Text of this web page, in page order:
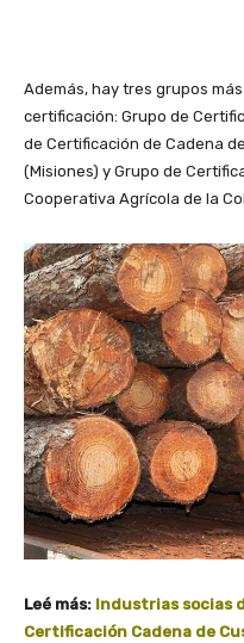
Además, hay tres grupos
certificación: Grupo de
de Certificación de Cadena
(Misiones) y Grupo de
Cooperativa Agrícola de la
Leé más: Industrias socias
Certificación Cadena de